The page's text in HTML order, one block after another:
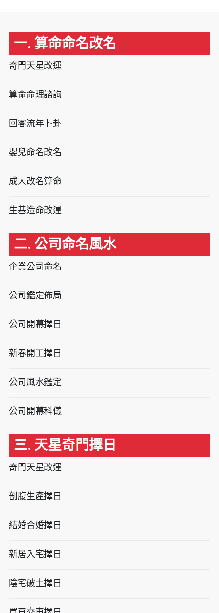
一. 算命命名改名
奇門天星改運
算命命理諮詢
回客流年卜卦
嬰兒命名改名
成人改名算命
生基造命改運
二. 公司命名風水
企業公司命名
公司鑑定佈局
公司開幕擇日
新春開工擇日
公司風水鑑定
公司開幕科儀
三. 天星奇門擇日
奇門天星改運
剖腹生產擇日
結婚合婚擇日
新居入宅擇日
陰宅破土擇日